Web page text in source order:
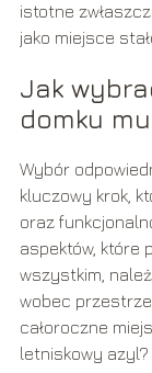
istotne
jako miejsce
Jak
domku
Wybór
kluczowy krok,
oraz
aspektów, które
wszystkim,
wobec
całoroczne
letniskowy azyl?